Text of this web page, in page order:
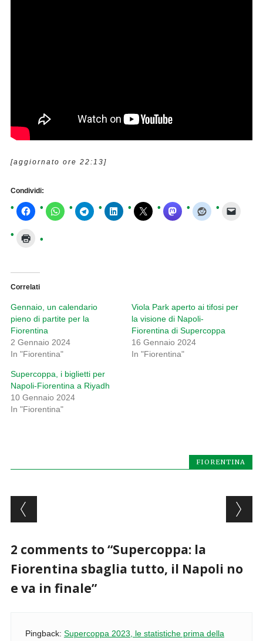
[aggiornato ore 22:13]
Condividi:
Correlati
Gennaio, un calendario
pieno di partite per la
Fiorentina
2 Gennaio 2024
In "Fiorentina"
Viola Park aperto ai tifosi per
la visione di Napoli-
Fiorentina di Supercoppa
16 Gennaio 2024
In "Fiorentina"
Supercoppa, i biglietti per
Napoli-Fiorentina a Riyadh
10 Gennaio 2024
In "Fiorentina"
FIORENTINA
Post navigation
2 comments to “Supercoppa: la
Fiorentina sbaglia tutto, il Napoli no
e va in finale”
Pingback: Supercoppa 2023, le statistiche prima della